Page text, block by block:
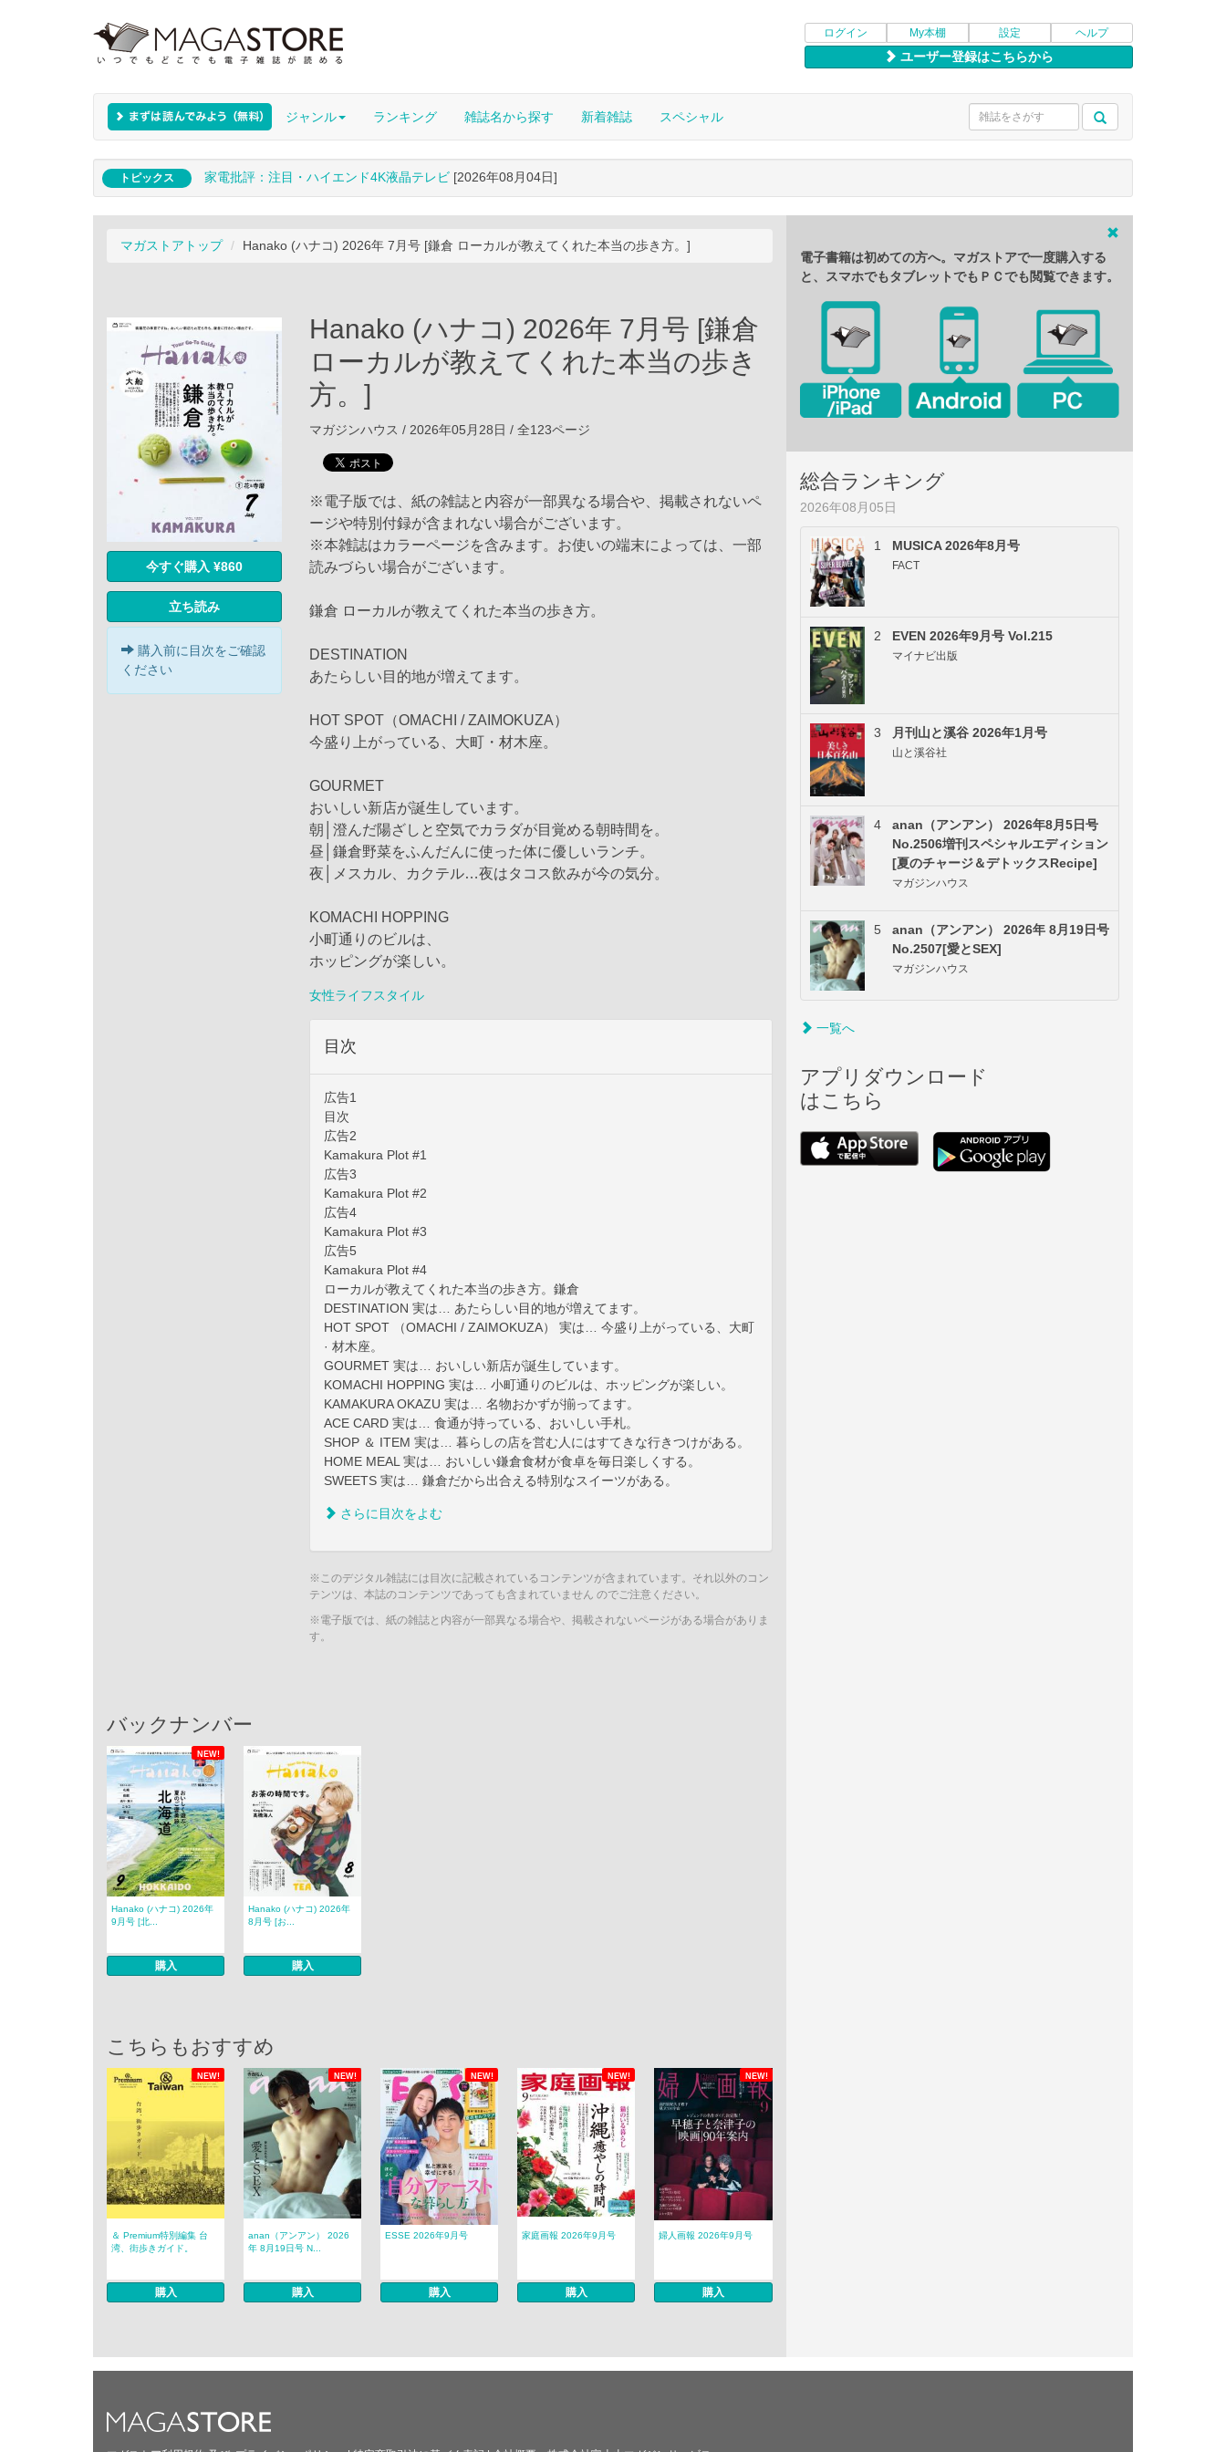
ログイン My本棚 設定 ヘルプ
ユーザー登録はこちらから
ジャンル ランキング 雑誌名から探す 新着雑誌 スペシャル
トピックス 家電批評：注目・ハイエンド4K液晶テレビ [2026年08月04日]
マガストアトップ Hanako (ハナコ) 2026年 7月号 [鎌倉 ローカルが教えてくれた本当の歩き方。]
今すぐ購入 ¥860
立ち読み
購入前に目次をご確認
ください
Hanako (ハナコ) 2026年 7月号 [鎌倉
ローカルが教えてくれた本当の歩き
方。]
マガジンハウス / 2026年05月28日 / 全123ページ
※電子版では、紙の雑誌と内容が一部異なる場合や、掲載されないペ
ージや特別付録が含まれない場合がございます。
※本雑誌はカラーページを含みます。お使いの端末によっては、一部
読みづらい場合がございます。
鎌倉 ローカルが教えてくれた本当の歩き方。
DESTINATION
あたらしい目的地が増えてます。
HOT SPOT（OMACHI / ZAIMOKUZA）
今盛り上がっている、大町・材木座。
GOURMET
おいしい新店が誕生しています。
朝│澄んだ陽ざしと空気でカラダが目覚める朝時間を。
昼│鎌倉野菜をふんだんに使った体に優しいランチ。
夜│メスカル、カクテル…夜はタコス飲みが今の気分。
KOMACHI HOPPING
小町通りのビルは、
ホッピングが楽しい。
女性ライフスタイル
目次
広告1
目次
広告2
Kamakura Plot #1
広告3
Kamakura Plot #2
広告4
Kamakura Plot #3
広告5
Kamakura Plot #4
ローカルが教えてくれた本当の歩き方。鎌倉
DESTINATION 実は… あたらしい目的地が増えてます。
HOT SPOT （OMACHI / ZAIMOKUZA） 実は… 今盛り上がっている、大町
· 材木座。
GOURMET 実は… おいしい新店が誕生しています。
KOMACHI HOPPING 実は… 小町通りのビルは、ホッピングが楽しい。
KAMAKURA OKAZU 実は… 名物おかずが揃ってます。
ACE CARD 実は… 食通が持っている、おいしい手札。
SHOP ＆ ITEM 実は… 暮らしの店を営む人にはすてきな行きつけがある。
HOME MEAL 実は… おいしい鎌倉食材が食卓を毎日楽しくする。
SWEETS 実は… 鎌倉だから出合える特別なスイーツがある。
さらに目次をよむ
※このデジタル雑誌には目次に記載されているコンテンツが含まれています。それ以外のコン
テンツは、本誌のコンテンツであっても含まれていません のでご注意ください。
※電子版では、紙の雑誌と内容が一部異なる場合や、掲載されないページがある場合がありま
す。
バックナンバー
NEW!
Hanako (ハナコ) 2026年
9月号 [北...
購入
Hanako (ハナコ) 2026年
8月号 [お...
購入
こちらもおすすめ
NEW! NEW! NEW! NEW! NEW!
＆ Premium特別編集 台
湾、街歩きガイド。
購入
anan（アンアン） 2026
年 8月19日号 N...
購入
ESSE 2026年9月号
購入
家庭画報 2026年9月号
購入
婦人画報 2026年9月号
購入
電子書籍は初めての方へ。マガストアで一度購入する
と、スマホでもタブレットでもＰＣでも閲覧できます。
総合ランキング
2026年08月05日
1 MUSICA 2026年8月号
FACT
2 EVEN 2026年9月号 Vol.215
マイナビ出版
3 月刊山と溪谷 2026年1月号
山と溪谷社
4
anan（アンアン） 2026年8月5日号
No.2506増刊スペシャルエディション
[夏のチャージ＆デトックスRecipe]
マガジンハウス
5
anan（アンアン） 2026年 8月19日号
No.2507[愛とSEX]
マガジンハウス
一覧へ
アプリダウンロード
はこちら